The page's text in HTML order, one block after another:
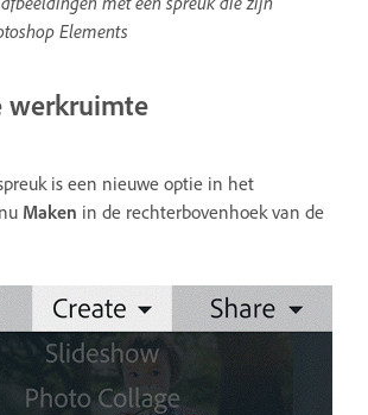
Elements
werkruimte
is een nieuwe optie in het
Maken in de rechterbovenhoek van de